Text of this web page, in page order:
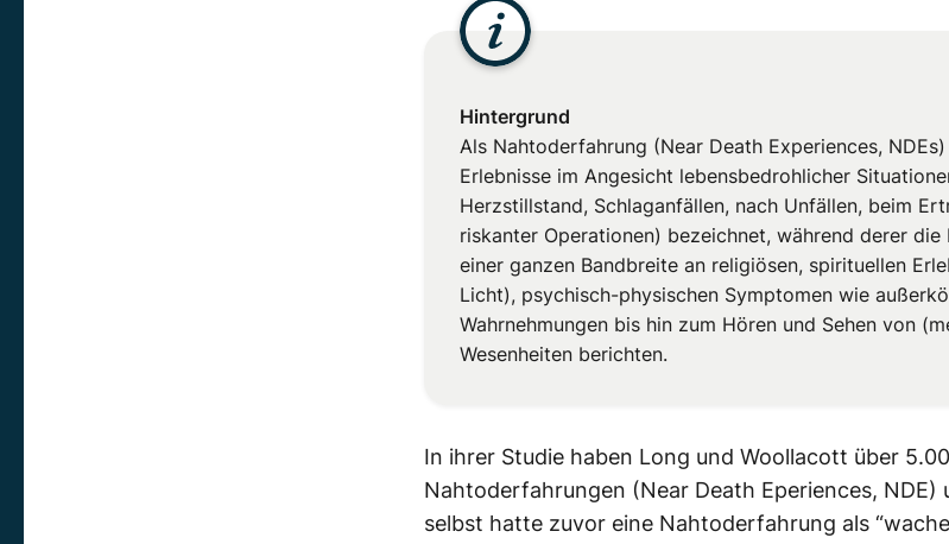
Hintergrund
Als Nahtoderfahrung (Near Death Experiences,
Erlebnisse im Angesicht lebensbedrohlicher
Herzstillstand, Schlaganfällen, nach Unfällen, beim
riskanter Operationen) bezeichnet, während derer
einer ganzen Bandbreite an religiösen, spirituellen
Licht), psychisch-physischen Symptomen wie
Wahrnehmungen bis hin zum Hören und Sehen von
Wesenheiten berichten.
In ihrer Studie haben Long und Woollacott über
Nahtoderfahrungen (Near Death Eperiences, NDE)
selbst hatte zuvor eine Nahtoderfahrung als